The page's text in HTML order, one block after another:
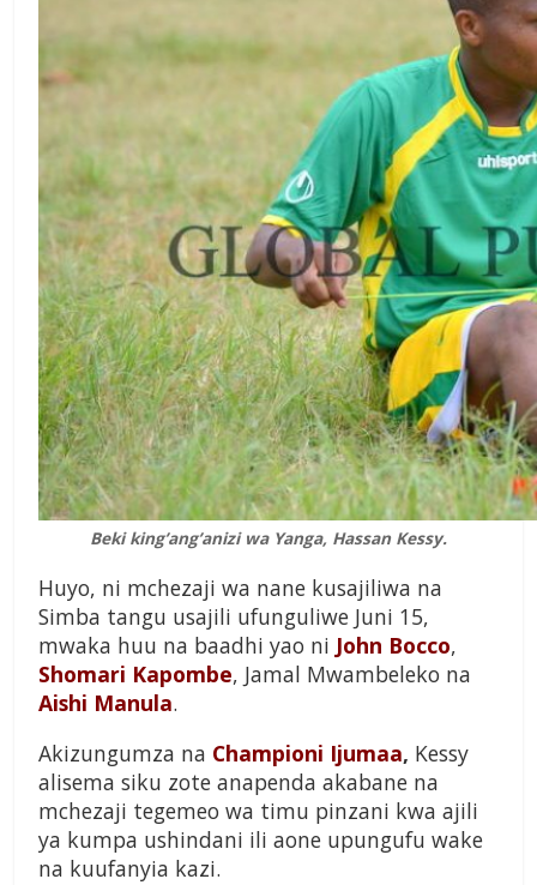
Beki king’ang’anizi wa Yanga, Hassan Kessy.
Huyo, ni mchezaji wa nane kusajiliwa na
Simba tangu usajili ufunguliwe Juni 15,
mwaka huu na baadhi yao ni John Bocco,
Shomari Kapombe, Jamal Mwambeleko na
Aishi Manula.
Akizungumza na Championi Ijumaa, Kessy
alisema siku zote anapenda akabane na
mchezaji tegemeo wa timu pinzani kwa ajili
ya kumpa ushindani ili aone upungufu wake
na kuufanyia kazi.